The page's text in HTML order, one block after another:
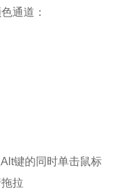
通道：
Alt键的同时单击鼠标
拉